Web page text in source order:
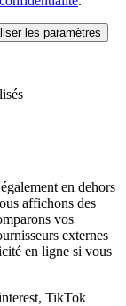
les paramètres
en dehors
affichons des
vos
externes
en ligne si vous
TikTok